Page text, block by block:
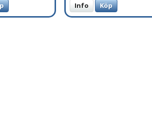
Info Köp